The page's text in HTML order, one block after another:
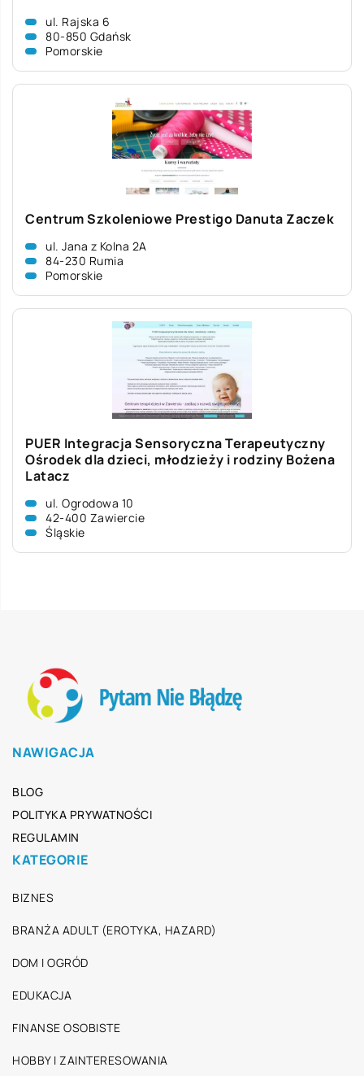
ul. Rajska 6
80-850 Gdańsk
Pomorskie
Centrum Szkoleniowe Prestigo Danuta Zaczek
ul. Jana z Kolna 2A
84-230 Rumia
Pomorskie
PUER Integracja Sensoryczna Terapeutyczny
Ośrodek dla dzieci, młodzieży i rodziny Bożena
Latacz
ul. Ogrodowa 10
42-400 Zawiercie
Śląskie
NAWIGACJA
BLOG
POLITYKA PRYWATNOŚCI
REGULAMIN
KATEGORIE
BIZNES
BRANŻA ADULT (EROTYKA, HAZARD)
DOM I OGRÓD
EDUKACJA
FINANSE OSOBISTE
HOBBY I ZAINTERESOWANIA